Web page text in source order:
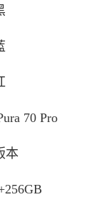
70 Pro